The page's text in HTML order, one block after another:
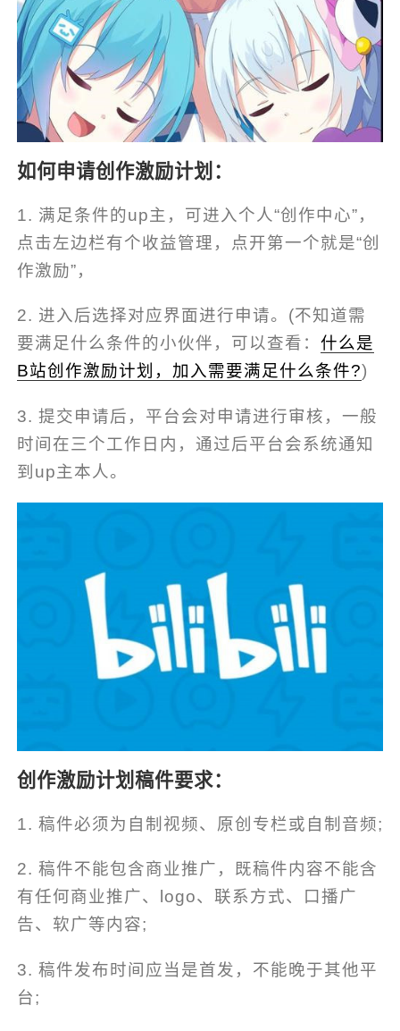
如何申请创作激励计划：
1. 满足条件的up主，可进入个人“创作中心”，
点击左边栏有个收益管理，点开第一个就是“创
作激励”，
2. 进入后选择对应界面进行申请。(不知道需
要满足什么条件的小伙伴，可以查看： 什么是
B站创作激励计划，加入需要满足什么条件?)
3. 提交申请后，平台会对申请进行审核，一般
时间在三个工作日内，通过后平台会系统通知
到up主本人。
创作激励计划稿件要求：
1. 稿件必须为自制视频、原创专栏或自制音频;
2. 稿件不能包含商业推广，既稿件内容不能含
有任何商业推广、logo、联系方式、口播广
告、软广等内容;
3. 稿件发布时间应当是首发，不能晚于其他平
台;